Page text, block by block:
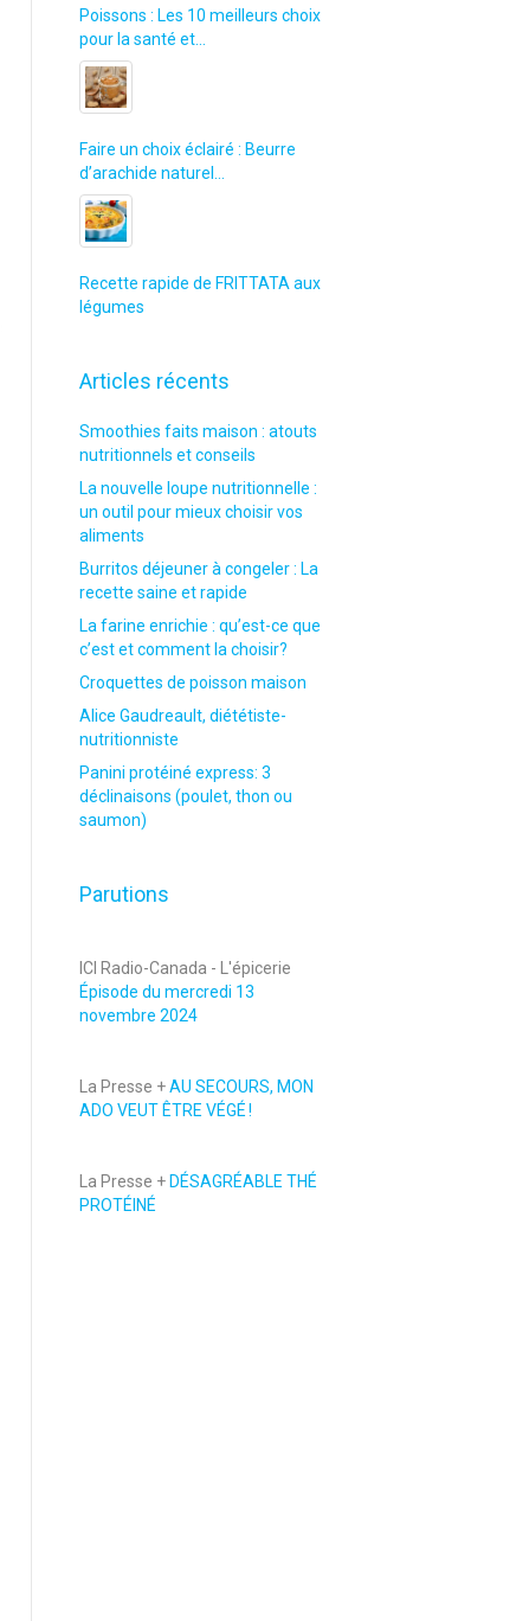
Poissons : Les 10 meilleurs choix
pour la santé et…
Faire un choix éclairé : Beurre
d’arachide naturel…
Recette rapide de FRITTATA aux
légumes
Articles récents
Smoothies faits maison : atouts
nutritionnels et conseils
La nouvelle loupe nutritionnelle :
un outil pour mieux choisir vos
aliments
Burritos déjeuner à congeler : La
recette saine et rapide
La farine enrichie : qu’est-ce que
c’est et comment la choisir?
Croquettes de poisson maison
Alice Gaudreault, diététiste-
nutritionniste
Panini protéiné express: 3
déclinaisons (poulet, thon ou
saumon)
Parutions
ICI Radio-Canada - L'épicerie
Épisode du mercredi 13
novembre 2024
La Presse +AU SECOURS, MON
ADO VEUT ÊTRE VÉGÉ !
La Presse + DÉSAGRÉABLE THÉ
PROTÉINÉ